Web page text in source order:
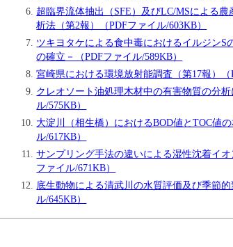
超臨界流体抽出（SFE）及びLC/MSによる
析法（第2報）（PDFファイル/603KB）
ツキヨタケによる食中毒におけるイルジンS
の確立－（PDFファイル/589KB）
宮崎県における環境放射能調査（第17報）（
クレオソート油処理木材中の有害物質の分
ル/575KB）
大淀川（相生橋）におけるBOD値とTOC値
ル/617KB）
サンプリング手法の違いによる湿性沈着イ
ファイル/671KB）
底生動物による清武川の水質評価及び季節
ル/645KB）